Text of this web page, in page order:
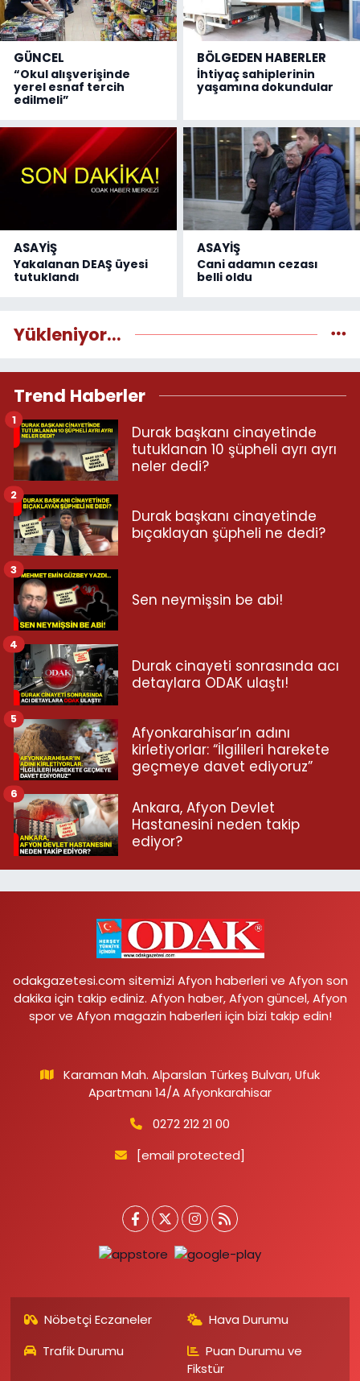
GÜNCEL
“Okul alışverişinde
yerel esnaf tercih
edilmeli”
BÖLGEDEN HABERLER
İhtiyaç sahiplerinin
yaşamına dokundular
ASAYİŞ
Yakalanan DEAŞ üyesi
tutuklandı
ASAYİŞ
Cani adamın cezası
belli oldu
Yükleniyor...
Trend Haberler
Durak başkanı cinayetinde
tutuklanan 10 şüpheli ayrı ayrı
neler dedi?
1
Durak başkanı cinayetinde
bıçaklayan şüpheli ne dedi?
2
Sen neymişsin be abi!
3
Durak cinayeti sonrasında acı
detaylara ODAK ulaştı!
4
Afyonkarahisar’ın adını
kirletiyorlar: “İlgilileri harekete
geçmeye davet ediyoruz”
5
Ankara, Afyon Devlet
Hastanesini neden takip
ediyor?
6
odakgazetesi.com sitemizi Afyon haberleri ve Afyon son
dakika için takip ediniz. Afyon haber, Afyon güncel, Afyon
spor ve Afyon magazin haberleri için bizi takip edin!
Karaman Mah. Alparslan Türkeş Bulvarı, Ufuk
Apartmanı 14/A Afyonkarahisar
0272 212 21 00
[email protected]
Nöbetçi Eczaneler
Hava Durumu
Trafik Durumu
Puan Durumu ve
Fikstür